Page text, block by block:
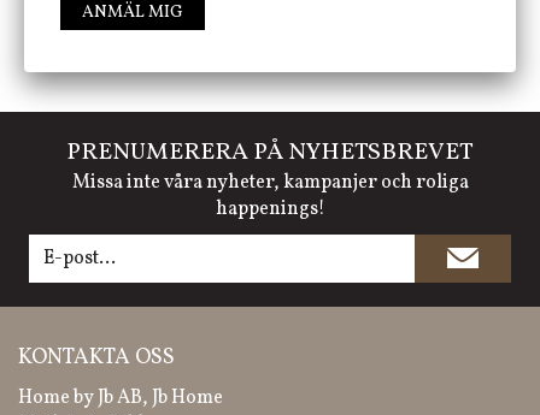
PRENUMERERA PÅ NYHETSBREVET
Missa inte våra nyheter, kampanjer och roliga
happenings!
KONTAKTA OSS
Home by Jb AB, Jb Home
ANMÄL MIG